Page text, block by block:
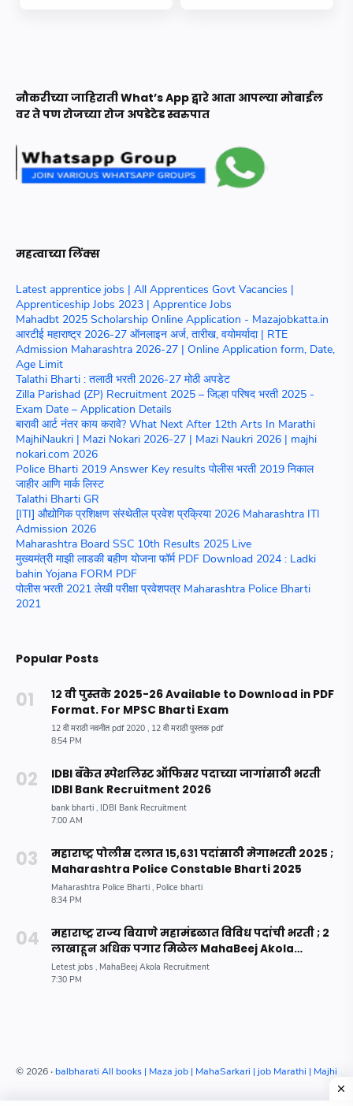
नौकरीच्या जाहिराती What’s App द्वारे आता आपल्या मोबाईल
वर ते पण रोजच्या रोज अपडेटेड स्वरुपात
महत्वाच्या लिंक्स
Latest apprentice jobs | All Apprentices Govt Vacancies |
Apprenticeship Jobs 2023 | Apprentice Jobs
Mahadbt 2025 Scholarship Online Application - Mazajobkatta.in
आरटीई महाराष्ट्र 2026-27 ऑनलाइन अर्ज, तारीख, वयोमर्यादा | RTE
Admission Maharashtra 2026-27 | Online Application form, Date,
Age Limit
Talathi Bharti : तलाठी भरती 2026-27 मोठी अपडेट
Zilla Parishad (ZP) Recruitment 2025 – जिल्हा परिषद भरती 2025 -
Exam Date – Application Details
बारावी आर्ट नंतर काय करावे? What Next After 12th Arts In Marathi
MajhiNaukri | Mazi Nokari 2026-27 | Mazi Naukri 2026 | majhi
nokari.com 2026
Police Bharti 2019 Answer Key results पोलीस भरती 2019 निकाल
जाहीर आणि मार्क लिस्ट
Talathi Bharti GR
[ITI] औद्योगिक प्रशिक्षण संस्थेतील प्रवेश प्रक्रिया 2026 Maharashtra ITI
Admission 2026
Maharashtra Board SSC 10th Results 2025 Live
मुख्यमंत्री माझी लाडकी बहीण योजना फॉर्म PDF Download 2024 : Ladki
bahin Yojana FORM PDF
पोलीस भरती 2021 लेखी परीक्षा प्रवेशपत्र Maharashtra Police Bharti
2021
Popular Posts
१२ वी पुस्तके 2025-26 Available to Download in PDF
Format. For MPSC Bharti Exam
IDBI बँकेत स्पेशलिस्ट ऑफिसर पदाच्या जागांसाठी भरती
IDBI Bank Recruitment 2026
महाराष्ट्र पोलीस दलात १५,६३१ पदांसाठी मेगाभरती २०२५ ;
Maharashtra Police Constable Bharti 2025
महाराष्ट्र राज्य बियाणे महामंडळात विविध पदांची भरती ; 2
लाखाहून अधिक पगार मिळेल MahaBeej Akola
Recruitment 2023
© 2026 ‧ balbharati All books | Maza job | MahaSarkari | job Marathi |